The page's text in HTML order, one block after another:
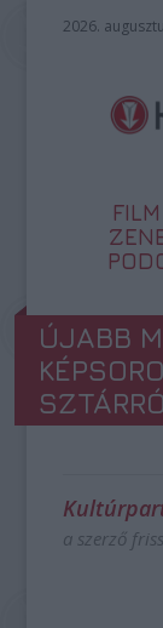
2026.
FILM
ÚJABB
a szerző